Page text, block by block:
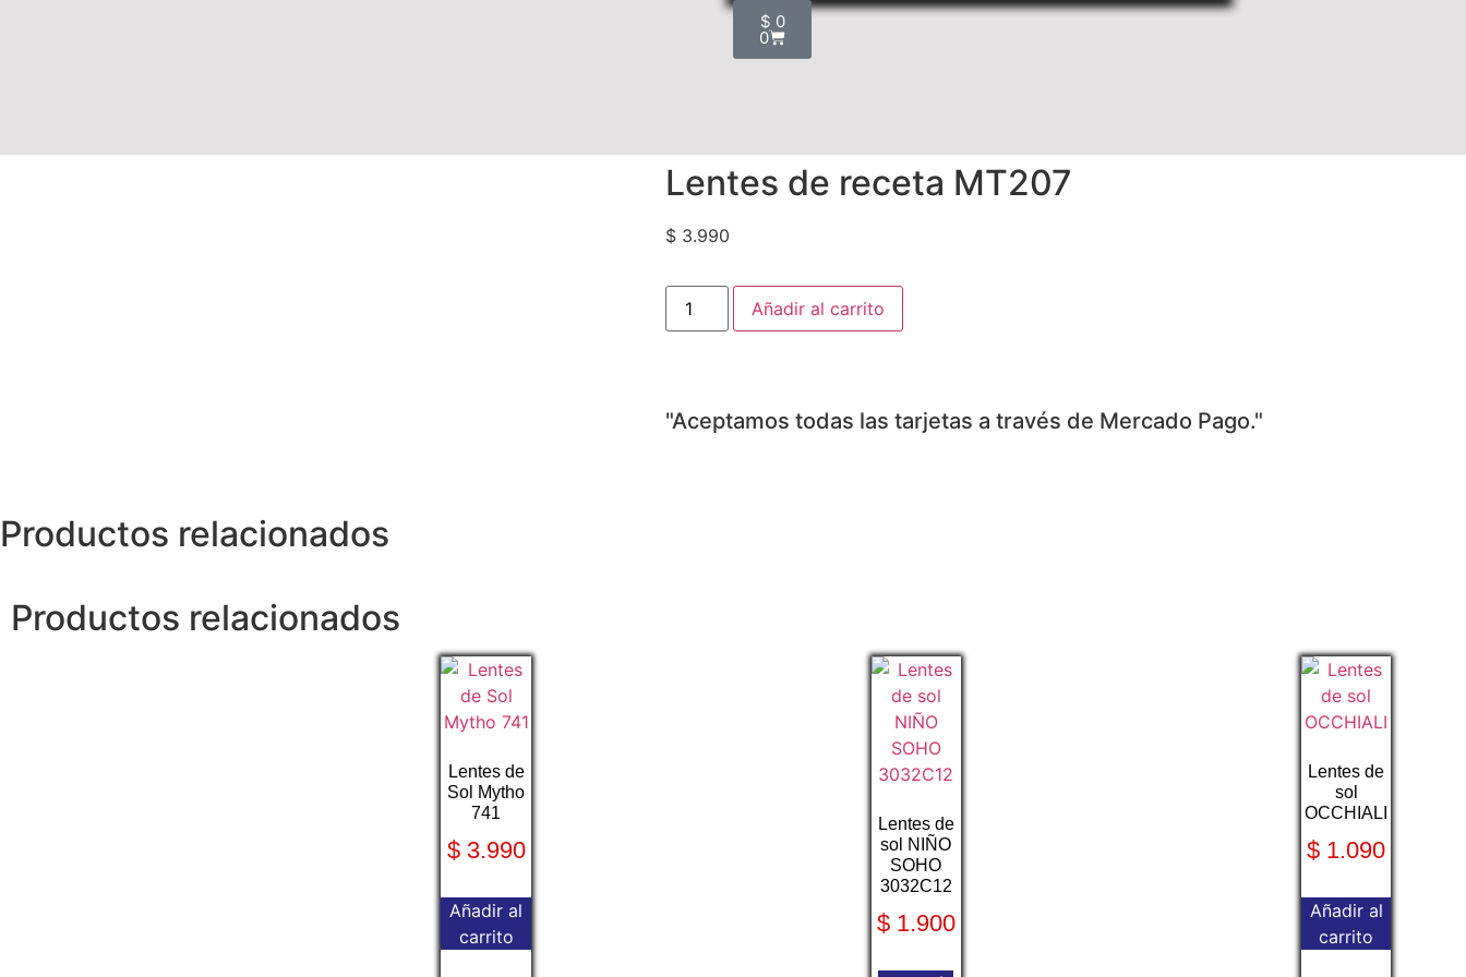
$ 0
0
Lentes de receta MT207
$ 3.990
Añadir al carrito
"Aceptamos todas las tarjetas a través de Mercado Pago."
Productos relacionados
Productos relacionados
Lentes de
Sol Mytho
741
$3.990
Añadir al
carrito
Lentes de
sol NIÑO
SOHO
3032C12
$1.900
Lentes de
sol
OCCHIALI
$ 1.090
Añadir al
carrito